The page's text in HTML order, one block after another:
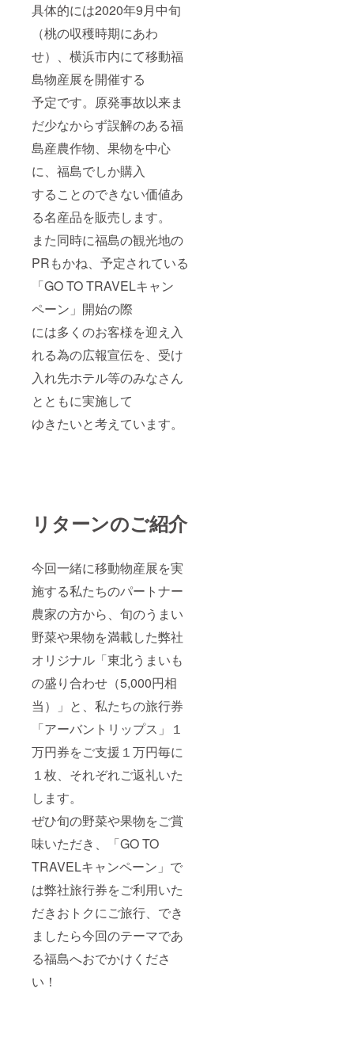
具体的には2020年9月中旬
（桃の収穫時期にあわ
せ）、横浜市内にて移動福
島物産展を開催する
予定です。原発事故以来ま
だ少なからず誤解のある福
島産農作物、果物を中心
に、福島でしか購入
することのできない価値あ
る名産品を販売します。
また同時に福島の観光地の
PRもかね、予定されている
「GO TO TRAVELキャン
ペーン」開始の際
には多くのお客様を迎え入
れる為の広報宣伝を、受け
入れ先ホテル等のみなさん
とともに実施して
ゆきたいと考えています。
リターンのご紹介
今回一緒に移動物産展を実
施する私たちのパートナー
農家の方から、旬のうまい
野菜や果物を満載した弊社
オリジナル「東北うまいも
の盛り合わせ（5,000円相
当）」と、私たちの旅行券
「アーバントリップス」１
万円券をご支援１万円毎に
１枚、それぞれご返礼いた
します。
ぜひ旬の野菜や果物をご賞
味いただき、「GO TO
TRAVELキャンペーン」で
は弊社旅行券をご利用いた
だきおトクにご旅行、でき
ましたら今回のテーマであ
る福島へおでかけくださ
い！